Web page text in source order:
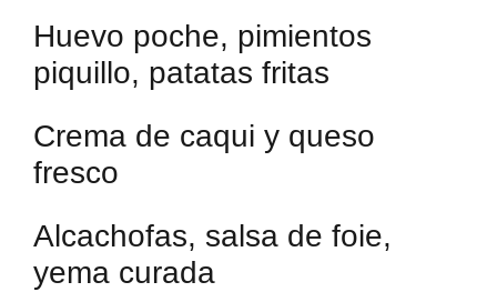
Huevo poche, pimientos
piquillo, patatas fritas
Crema de caqui y queso
fresco
Alcachofas, salsa de foie,
yema curada